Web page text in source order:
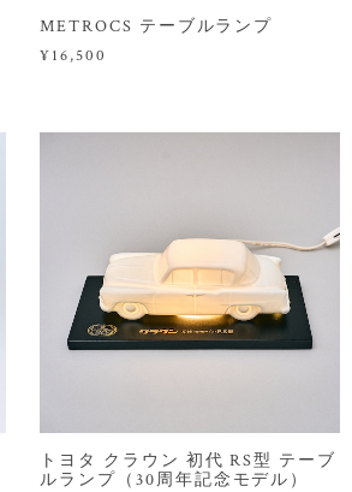
METROCS テーブルランプ
¥16,500
トヨタ クラウン 初代 RS型 テーブ
ルランプ（30周年記念モデル）